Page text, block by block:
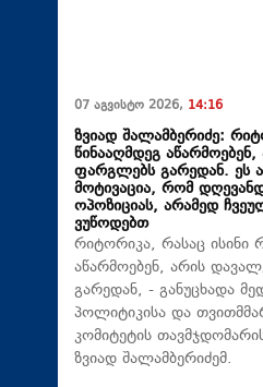
07 აგვისტო 2026, 14:16
ზვიად შალამბერიძე:
წინააღმდეგ
ფარგლებს გარედან. ეს
მოტივაცია, რომ
ოპოზიციას, არამედ
ვუწოდებთ
რიტორიკა, რასაც ისინი
აწარმოებენ, არის
გარედან, - განუცხადა
პოლიტიკისა და
კომიტეტის
ზვიად შალამბერიძემ.